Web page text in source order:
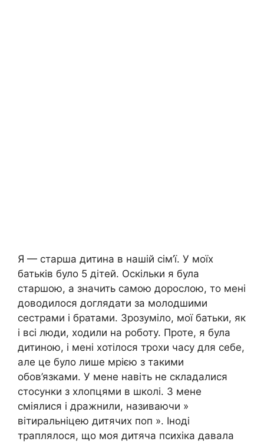
Я — старша дитина в нашій сім’ї. У моїх
батьків було 5 дітей. Оскільки я була
старшою, а значить самою дорослою, то мені
доводилося доглядати за молодшими
сестрами і братами. Зрозуміло, мої батьки, як
і всі люди, ходили на роботу. Проте, я була
дитиною, і мені хотілося трохи часу для себе,
але це було лише мрією з такими
обов’язками. У мене навіть не складалися
стосунки з хлопцями в школі. З мене
сміялися і дражнили, називаючи »
вітиральніцею дитячих поп ». Іноді
траплялося, що моя дитяча психіка давала